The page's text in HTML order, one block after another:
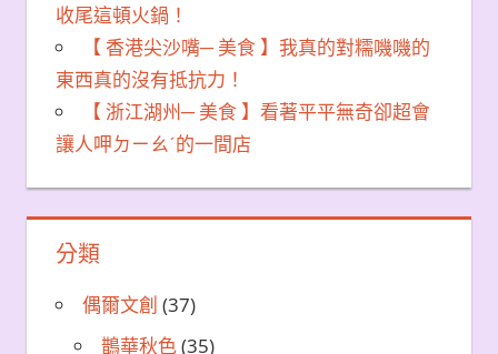
收尾這頓火鍋！
【 香港尖沙嘴─ 美食 】我真的對糯嘰嘰的
東西真的沒有抵抗力！
【 浙江湖州─ 美食 】看著平平無奇卻超會
讓人呷ㄉㄧㄠˊ的一間店
分類
偶爾文創 (37)
鵲華秋色(35)